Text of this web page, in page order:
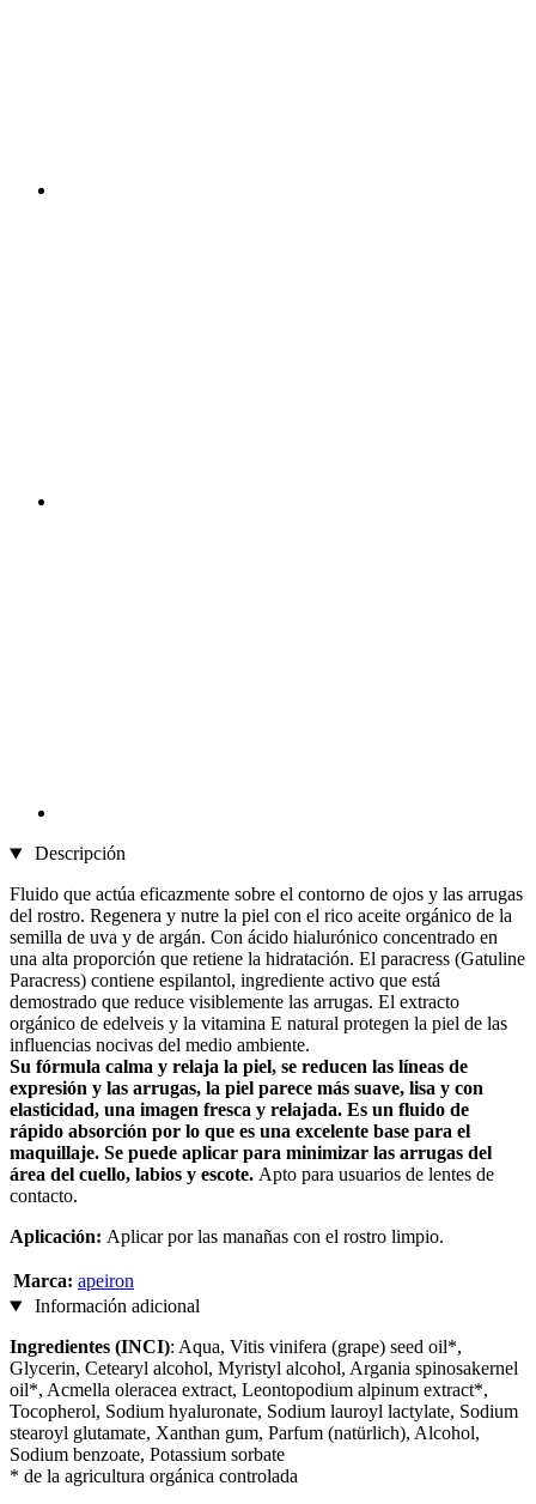
Descripción
Fluido que actúa eficazmente sobre el contorno de ojos y las arrugas
del rostro. Regenera y nutre la piel con el rico aceite orgánico de la
semilla de uva y de argán. Con ácido hialurónico concentrado en
una alta proporción que retiene la hidratación. El paracress (Gatuline
Paracress) contiene espilantol, ingrediente activo que está
demostrado que reduce visiblemente las arrugas. El extracto
orgánico de edelveis y la vitamina E natural protegen la piel de las
influencias nocivas del medio ambiente.
Su fórmula calma y relaja la piel, se reducen las líneas de
expresión y las arrugas, la piel parece más suave, lisa y con
elasticidad, una imagen fresca y relajada. Es un fluido de
rápido absorción por lo que es una excelente base para el
maquillaje. Se puede aplicar para minimizar las arrugas del
área del cuello, labios y escote. Apto para usuarios de lentes de
contacto.
Aplicación: Aplicar por las manañas con el rostro limpio.
Marca: apeiron
Información adicional
Ingredientes (INCI): Aqua, Vitis vinifera (grape) seed oil*,
Glycerin, Cetearyl alcohol, Myristyl alcohol, Argania spinosakernel
oil*, Acmella oleracea extract, Leontopodium alpinum extract*,
Tocopherol, Sodium hyaluronate, Sodium lauroyl lactylate, Sodium
stearoyl glutamate, Xanthan gum, Parfum (natürlich), Alcohol,
Sodium benzoate, Potassium sorbate
* de la agricultura orgánica controlada